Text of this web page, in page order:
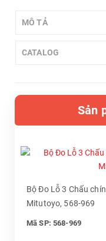
MÔ TẢ
CATALOG
Sản
Bộ Đo Lỗ 3 Chấu
Mitutoyo, 568-969
Mã SP: 568-969